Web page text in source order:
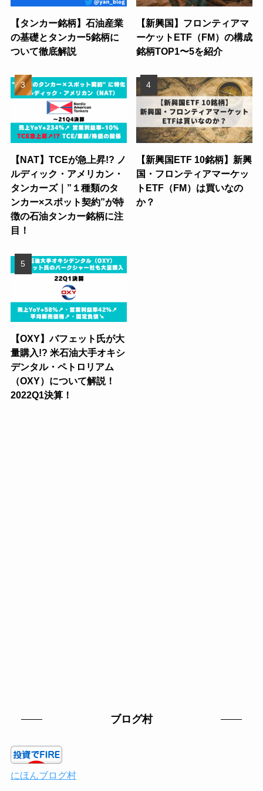
【タンカー銘柄】石油産業
の基礎とタンカー5銘柄に
ついて徹底解説
【新興国】フロンティアマ
ーケットETF（FM）の構成
銘柄TOP1〜5を紹介
【NAT】TCEが急上昇!? ノ
ルディック・アメリカン・
タンカーズ｜”１種類のタ
ンカー×スポット契約”が特
徴の石油タンカー銘柄に注
目！
【新興国ETF 10銘柄】新興
国・フロンティアマーケッ
トETF（FM）は買いなの
か？
【OXY】バフェット氏が大
量購入!? 米石油大手オキシ
デンタル・ペトロリアム
（OXY）について解説！
2022Q1決算！
ブログ村
にほんブログ村